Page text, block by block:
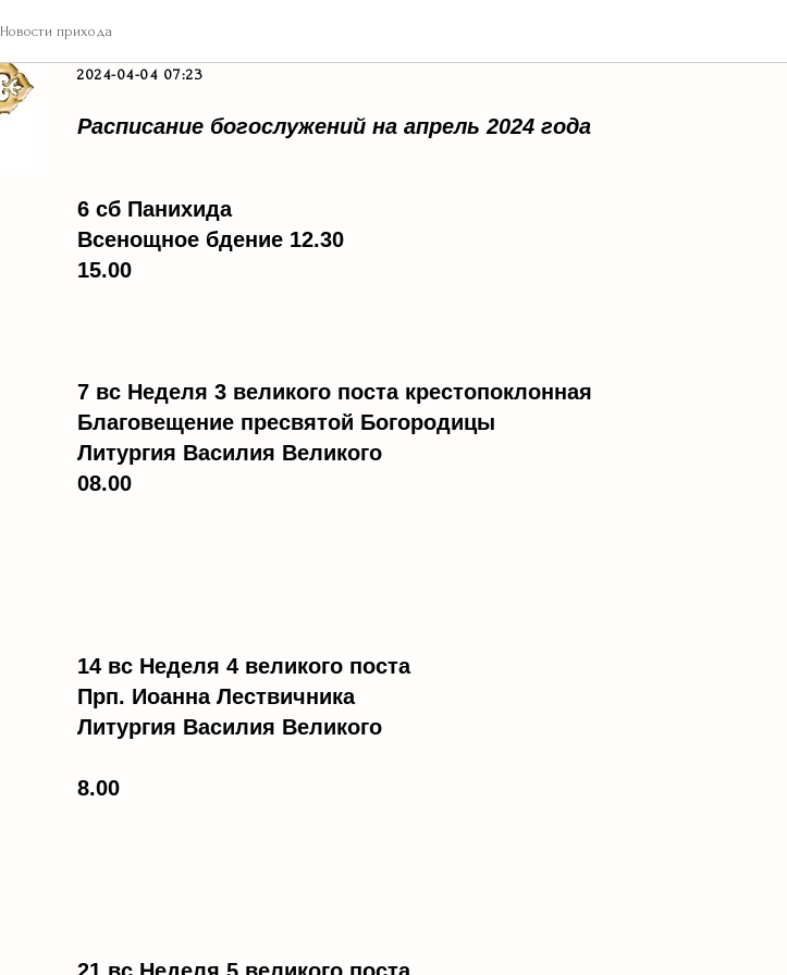
Новости приходаРасписание
2024-04-04 07:23
Расписание богослужений на апрель 2024 года
6 сб Панихида
Всенощное бдение 12.30
15.00
7 вс Неделя 3 великого поста крестопоклонная
Благовещение пресвятой Богородицы
Литургия Василия Великого
08.00
14 вс Неделя 4 великого поста
Прп. Иоанна Лествичника
Литургия Василия Великого
8.00